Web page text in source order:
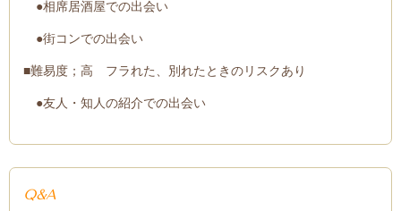
●相席居酒屋での出会い
●街コンでの出会い
■難易度；高 フラれた、別れたときのリスクあり
●友人・知人の紹介での出会い
Q&A